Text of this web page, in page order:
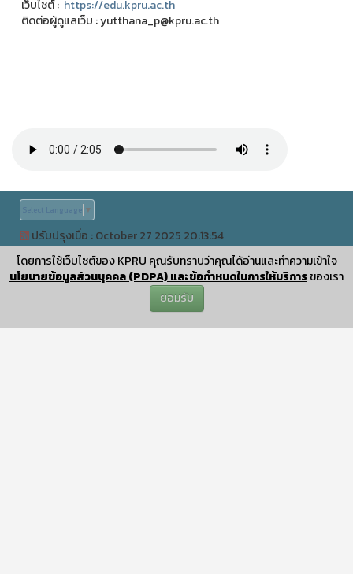
โดยการใช้เว็บไซต์ของ KPRU คุณรับทราบว่าคุณได้อ่านและทำความเข้าใจ
นโยบายข้อมูลส่วนบุคคล (PDPA) และข้อกำหนดในการให้บริการ ของเรา
ยอมรับ
เว็บไชต์ : https://edu.kpru.ac.th
ติดต่อผู้ดูแลเว็บ : yutthana_p@kpru.ac.th
▼
ปรับปรุงเมื่อ : October 27 2025 20:13:54
©ลิขสิทธิ์เลขที่ ว1.008779|KPRUControl Version 2.112